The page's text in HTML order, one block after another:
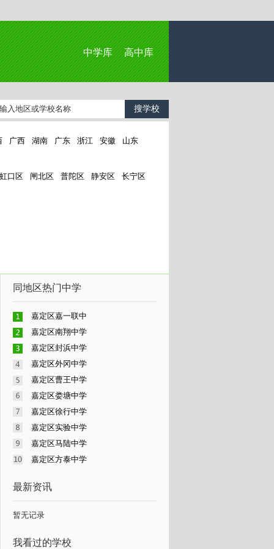
中学库 高中库
广西 湖南 广东 浙江 安徽 山东
虹口区 闸北区 普陀区 静安区 长宁区
同地区热门中学
嘉定区嘉一联中
嘉定区南翔中学
嘉定区封浜中学
嘉定区外冈中学
嘉定区曹王中学
嘉定区娄塘中学
嘉定区徐行中学
嘉定区实验中学
嘉定区马陆中学
嘉定区方泰中学
最新资讯
暂无记录
我看过的学校